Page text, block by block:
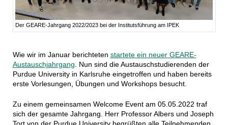
Der GEARE-Jahrgang 2022/2023 bei der Institutsführung am IPEK
Wie wir im Januar berichteten startete ein neuer GEARE-
Austauschjahrgang . Nun sind die Austauschstudierenden der
Purdue University in Karlsruhe eingetroffen und haben bereits
erste Vorlesungen, Übungen und Workshops besucht.
Zu einem gemeinsamen Welcome Event am 05.05.2022 traf
sich der gesamte Jahrgang. Herr Professor Albers und Joseph